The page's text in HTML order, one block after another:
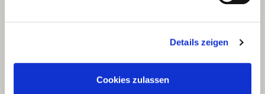
Details zeigen
Cookies zulassen